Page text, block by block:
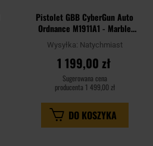
Pistolet GBB CyberGun Auto
Ordnance M1911A1 - Marble
Wood
Wysyłka: Natychmiast
1 199,00 zł
Sugerowana cena
producenta 1 499,00 zł
DO KOSZYKA